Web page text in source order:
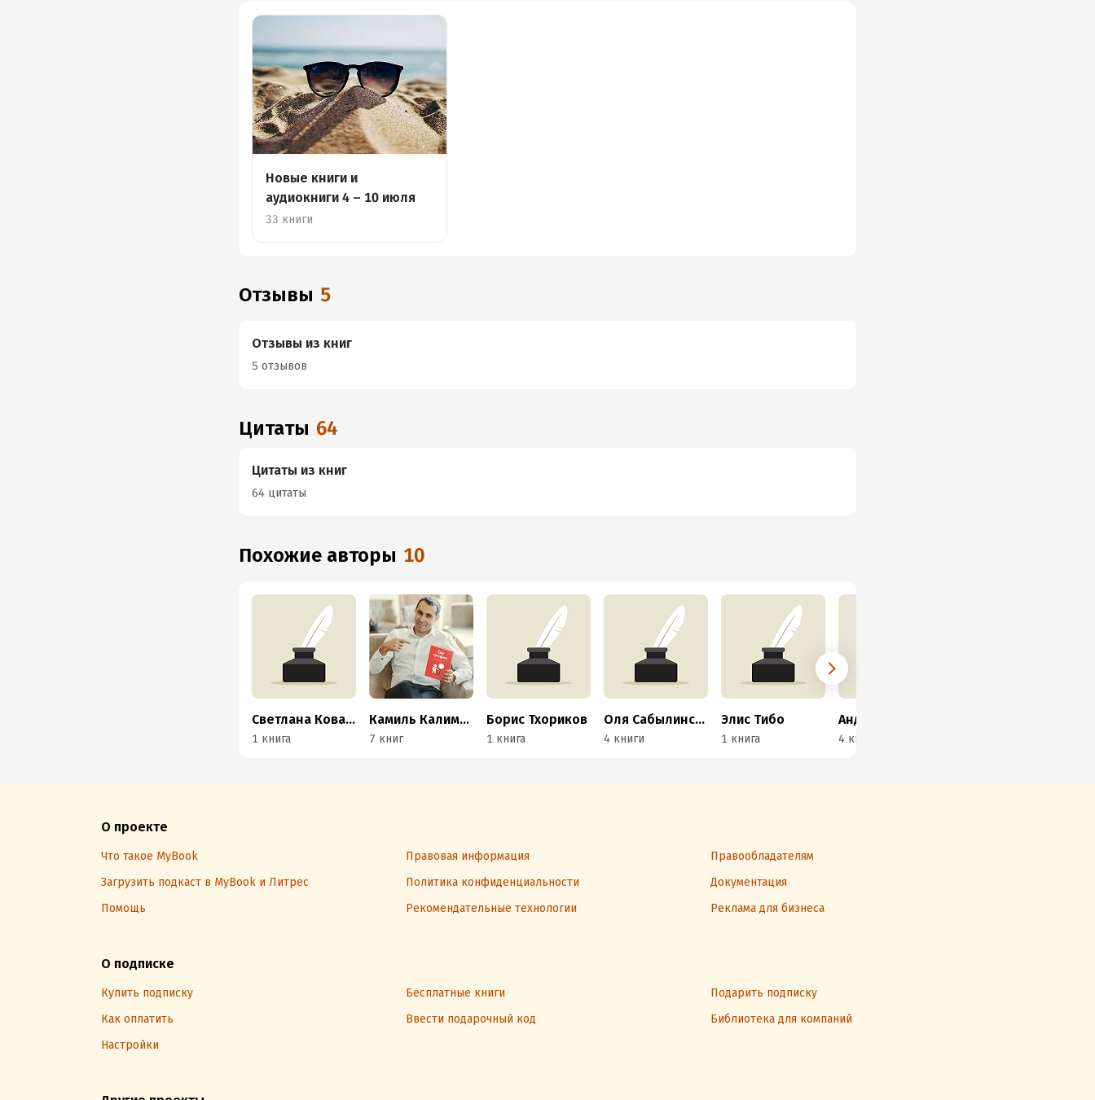
Новые книги и
аудиокниги 4 – 10 июля
33 книги
Отзывы 5
Отзывы из книг
5 отзывов
Цитаты 64
Цитаты из книг
64 цитаты
Похожие авторы 10
Светлана Ковалева
1 книга
Камиль Калимуллин
7 книг
Борис Тхориков
1 книга
Оля Сабылинская
4 книги
Элис Тибо
1 книга
Андрей Горнов
4 книги
О проекте
Что такое MyBook Правовая информация
Правообладателям
Загрузить подкаст в MyBook и Литрес
Политика конфиденциальности
Документация
Помощь
Рекомендательные технологии Реклама для бизнеса
О подписке
Купить подписку Бесплатные книги
Подарить подписку
Как оплатить
Ввести подарочный код
Библиотека для компаний
Настройки